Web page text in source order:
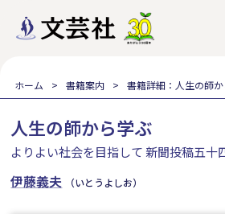
ホーム 書籍案内 書籍詳細：人生の師
人生の師から学ぶ
よりよい社会を目指して 新聞投稿五十
伊藤義夫 （いとうよしお）